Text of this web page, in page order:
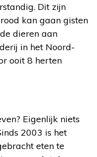
Dit zijn
kan gaan gisten
dieren aan
in het Noord-
ooit 8 herten
Eigenlijk niets
2003 is het
eten te